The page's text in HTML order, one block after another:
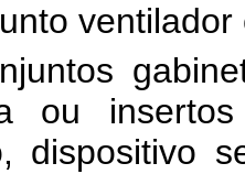
ou
dispositivo